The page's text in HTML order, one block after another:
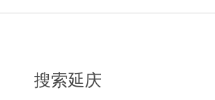
搜索延庆